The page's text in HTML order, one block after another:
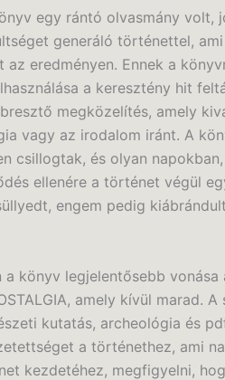
egy rántó olvasmány volt,
generáló történettel,
eredményen. Ennek a
a keresztény hit
megközelítés, amely
vagy az irodalom iránt. A
csillogtak, és olyan
ellenére a történet végül
engem pedig
a könyv legjelentősebb
amely kívül marad.
kutatás, archeológia és
a történethez, ami
kezdetéhez, megfigyelni,